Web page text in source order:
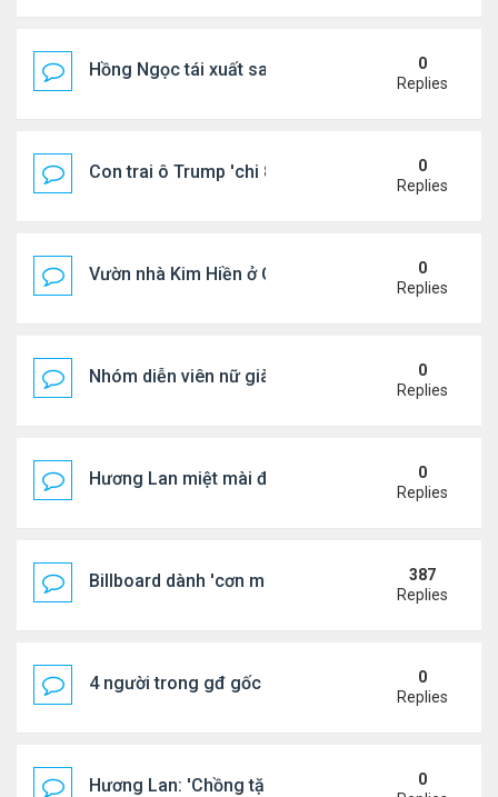
Hồng Ngọc tái xuất sau nhiều năm ở ẩn
0
Replies
Con trai ô Trump 'chi 8.5 triệu để xóa ràng buộc
0
Replies
Vườn nhà Kim Hiền ở California
0
Replies
Nhóm diễn viên nữ giàu nhất thế giới
0
Replies
Hương Lan miệt mài đi hát ở tuổi 70
0
Replies
Billboard dành 'cơn mưa' lời khen BTS
387
Replies
4 người trong gđ gốc Việt thiệt mạng vì tai nạn xe
0
Replies
Hương Lan: 'Chồng tặng tôi khu vườn tình yêu'
0